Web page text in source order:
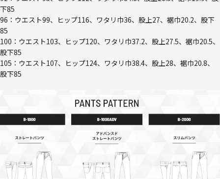
下85
96：ウエスト99、ヒップ116、ワタリ巾36、股上27、裾巾20.2、股下
85
100：ウエスト103、ヒップ120、ワタリ巾37.2、股上27.5、裾巾20.5、
股下85
105：ウエスト107、ヒップ124、ワタリ巾38.4、股上28、裾巾20.8、
股下85